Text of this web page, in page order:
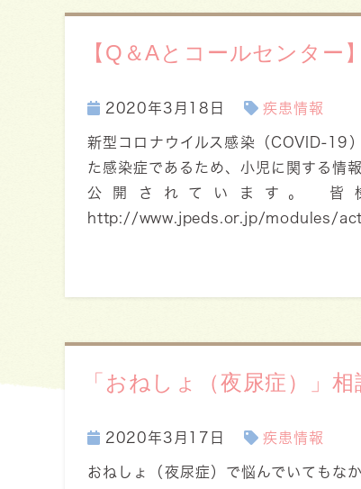
【Q＆Aとコールセンター
2020年3月18日 疾患情報
新型コロナウイルス感染（COVID-19
た感染症であるため、小児に関する情
公開されています。 皆
http://www.jpeds.or.jp/modules/
「おねしょ（夜尿症）」相
2020年3月17日 疾患情報
おねしょ（夜尿症）で悩んでいてもな